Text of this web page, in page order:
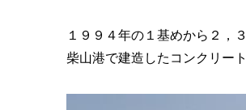
１９９４年の１基めから２，
柴山港で建造したコンクリー